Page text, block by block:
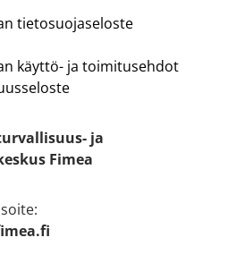
tietosuojaseloste
käyttö- ja toimitusehdot
ja
Fimea